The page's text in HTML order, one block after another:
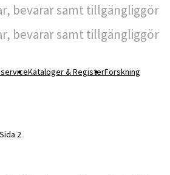
bevarar samt tillgängliggör
bevarar samt tillgängliggör
Kataloger & RegisterForskning
Sida 2